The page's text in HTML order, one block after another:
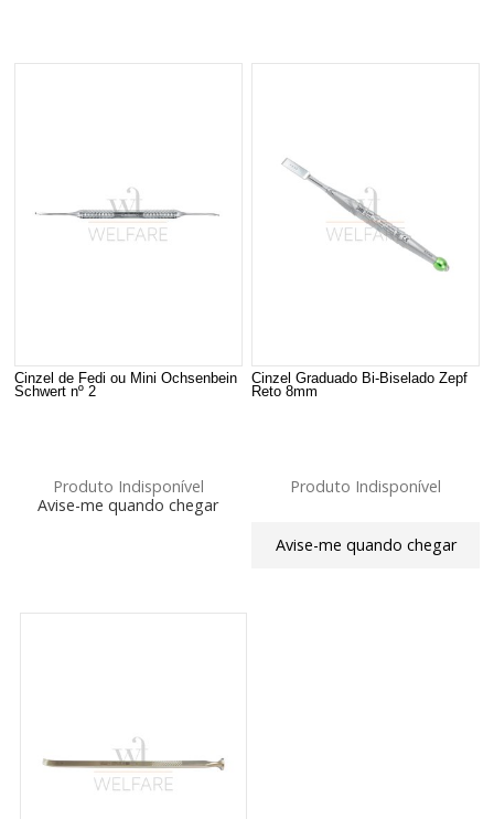
Cinzel de Fedi ou Mini Ochsenbein
Schwert nº 2
Produto Indisponível
Avise-me quando chegar
Cinzel Graduado Bi-Biselado Zepf
Reto 8mm
Produto Indisponível
Avise-me quando chegar